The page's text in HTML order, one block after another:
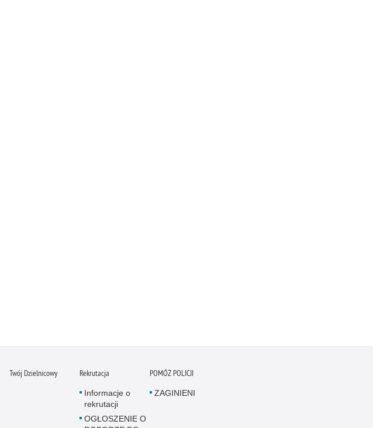
Twój Dzielnicowy Rekrutacja
Informacje o
rekrutacji
OGŁOSZENIE O
POMÓŻ POLICJI
ZAGINIENI